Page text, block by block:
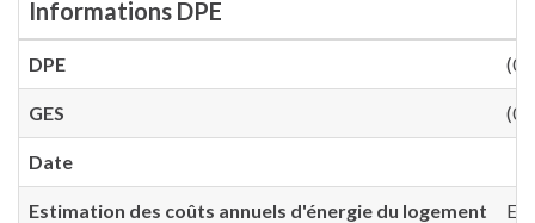
Informations DPE
DPE (0)
GES (0)
Date
Estimation des coûts annuels d'énergie du logement